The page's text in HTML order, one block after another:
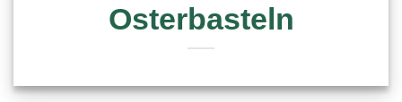
Osterbasteln